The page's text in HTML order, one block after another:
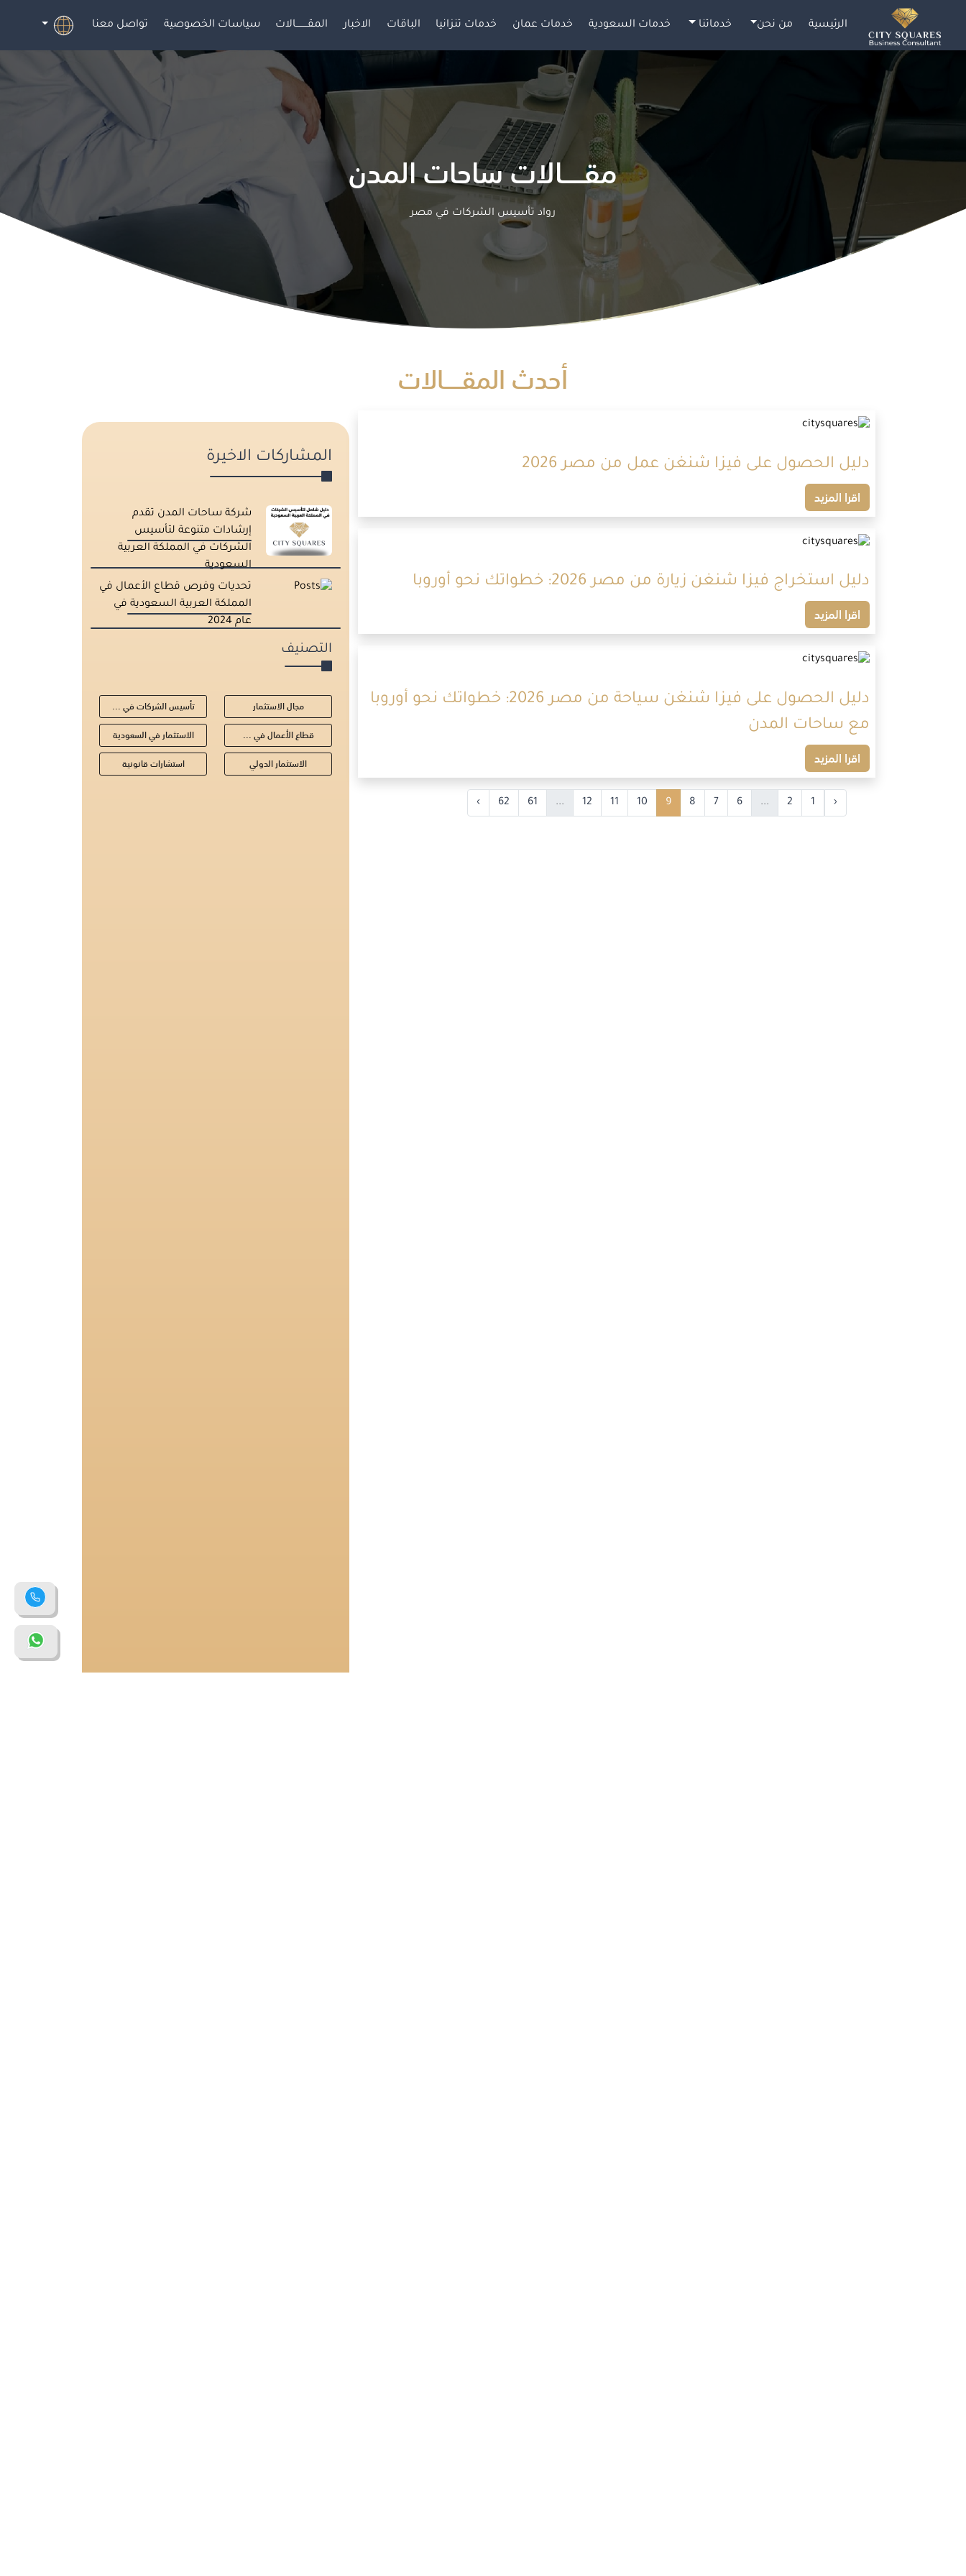
الرئيسية من نحن خدماتنا خدمات السعودية خدمات عمان خدمات تنزانيا الباقات الاخبار المقــــــــالات سياسات الخصوصية تواصل معنا
مقـــــالات ساحات المدن
رواد تأسيس الشركات في مصر
أحدث المقـــــالات
دليل الحصول على فيزا شنغن عمل من مصر 2026
اقرا المزيد
دليل استخراج فيزا شنغن زيارة من مصر 2026: خطواتك نحو أوروبا
اقرا المزيد
دليل الحصول على فيزا شنغن سياحة من مصر 2026: خطواتك نحو أوروبا
مع ساحات المدن
اقرا المزيد
‹
1
2
...
6
7
8
9
10
11
12
...
61
62
›
المشاركات الاخيرة
شركة ساحات المدن تقدم
إرشادات متنوعة لتأسيس
الشركات في المملكة العربية
السعودية
تحديات وفرص قطاع الأعمال في
المملكة العربية السعودية في
عام 2024
التصنيف
مجال الاستثمار
تأسيس الشركات في ...
قطاع الأعمال في ...
الاستثمار في السعودية
الاستثمار الدولي
استشارات قانونية